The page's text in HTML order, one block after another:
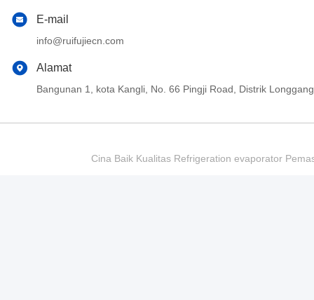
E-mail
info@ruifujiecn.com
Alamat
Bangunan 1, kota Kangli, No. 66 Pingji Road, Distrik
Cina Baik Kualitas Refrigeration evaporator